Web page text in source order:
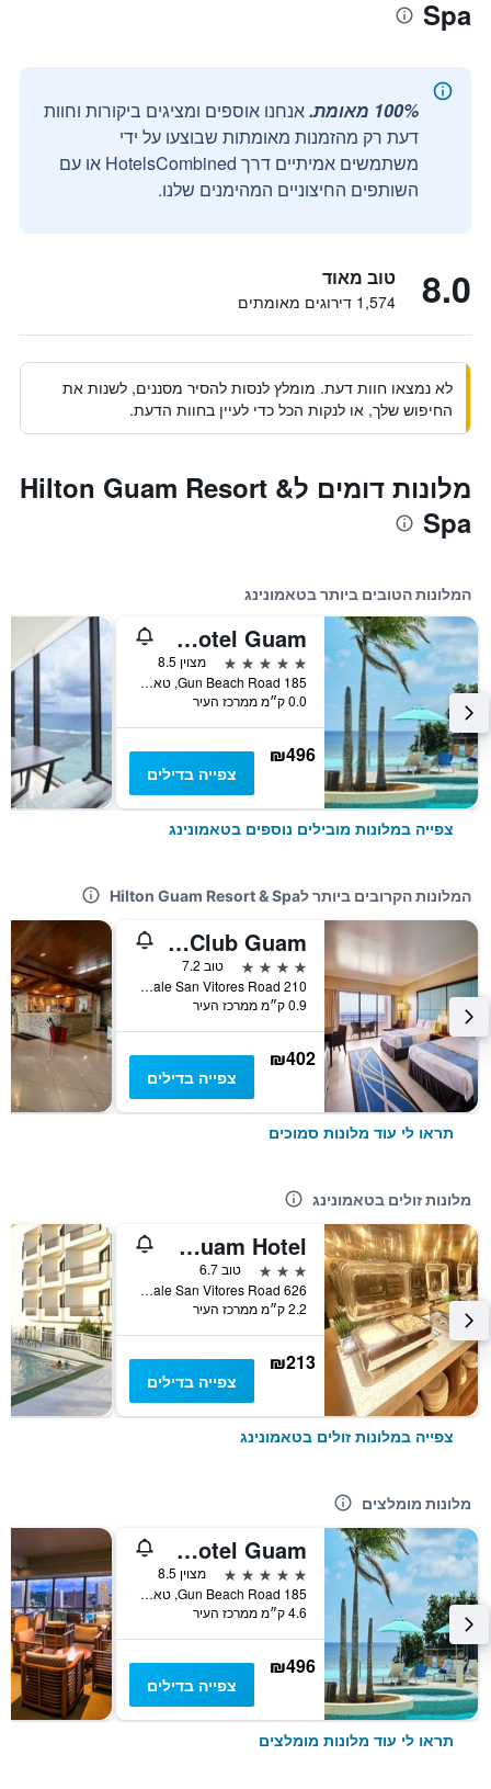
Spa
100% מאומת.
אנחנו אוספים ומציגים ביקורות וחוות
דעת רק מהזמנות מאומתות שבוצעו על ידי
משתמשים אמיתיים דרך HotelsCombined או עם
השותפים החיצוניים המהימנים שלנו.
8.0 טוב מאוד
1,574 דירוגים מאומתים
לא נמצאו חוות דעת. מומלץ לנסות להסיר מסננים, לשנות את
החיפוש שלך, או לנקות הכל כדי לעיין בחוות הדעת.
מלונות דומים לHilton Guam Resort &
Spa
המלונות הטובים ביותר בטאמונינג
Lotte Hotel Guam
5 כוכבים
מצוין 8.5
185 Gun Beach Road, טאמונינג, גואם
0.0 ק״מ ממרכז העיר
₪496
צפייה בדילים
צפייה במלונות מובילים נוספים בטאמונינג
המלונות הקרובים ביותר לHilton Guam Resort & Spa
Pacific Islands Club Guam
4 כוכבים
טוב 7.2
210 Pale San Vitores Road, טאמונינג, גואם
0.9 ק״מ ממרכז העיר
₪402
צפייה בדילים
תראו לי עוד מלונות סמוכים
מלונות זולים בטאמונינג
Royal Orchid Guam Hotel
3 כוכבים
טוב 6.7
626 Pale San Vitores Road, טאמונינג, גואם
2.2 ק״מ ממרכז העיר
₪213
צפייה בדילים
צפייה במלונות זולים בטאמונינג
מלונות מומלצים
Lotte Hotel Guam
5 כוכבים
מצוין 8.5
185 Gun Beach Road, טאמונינג, גואם
4.6 ק״מ ממרכז העיר
₪496
צפייה בדילים
תראו לי עוד מלונות מומלצים